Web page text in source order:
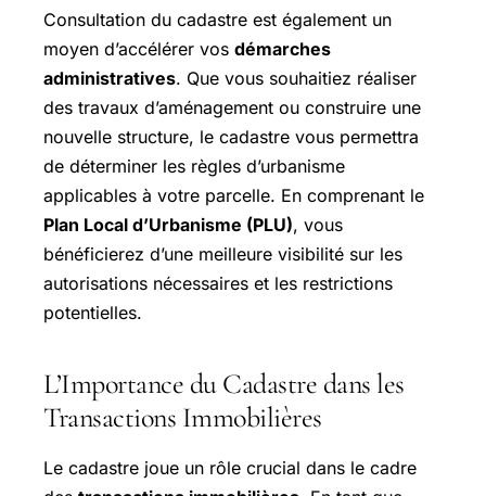
Consultation du cadastre est également un
moyen d’accélérer vos démarches
administratives. Que vous souhaitiez réaliser
des travaux d’aménagement ou construire une
nouvelle structure, le cadastre vous permettra
de déterminer les règles d’urbanisme
applicables à votre parcelle. En comprenant le
Plan Local d’Urbanisme (PLU), vous
bénéficierez d’une meilleure visibilité sur les
autorisations nécessaires et les restrictions
potentielles.
L’Importance du Cadastre dans les
Transactions Immobilières
Le cadastre joue un rôle crucial dans le cadre